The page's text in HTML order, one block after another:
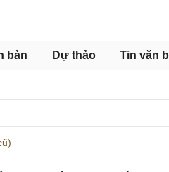
bản Dự thảo Tin văn